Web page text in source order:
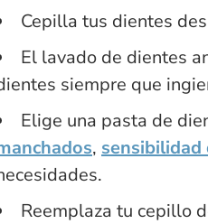
Cepilla tus dientes
El lavado de dientes
siempre que
Elige una pasta de
,
Reemplaza tu cepillo